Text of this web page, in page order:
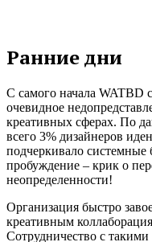
Ранние дни
С самого начала WATBD
очевидное
креативных сферах. По
всего 3% дизайнеров
подчеркивало системные
пробуждение – крик о
неопределенности!
Организация быстро
креативным
Сотрудничество с